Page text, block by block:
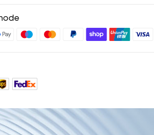
für ausgewähte Produkte
mit soundcoreCreditsMehr erfahren